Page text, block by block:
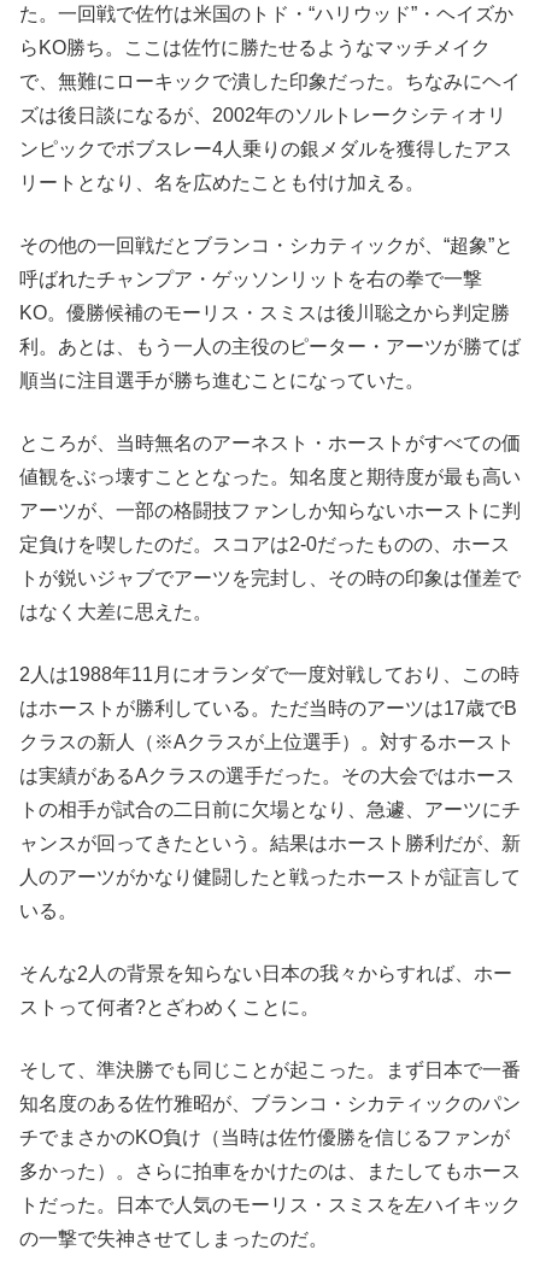
た。一回戦で佐竹は米国のトド・“ハリウッド”・ヘイズか
らKO勝ち。ここは佐竹に勝たせるようなマッチメイク
で、無難にローキックで潰した印象だった。ちなみにヘイ
ズは後日談になるが、2002年のソルトレークシティオリ
ンピックでボブスレー4人乗りの銀メダルを獲得したアス
リートとなり、名を広めたことも付け加える。
その他の一回戦だとブランコ・シカティックが、“超象”と
呼ばれたチャンプア・ゲッソンリットを右の拳で一撃
KO。優勝候補のモーリス・スミスは後川聡之から判定勝
利。あとは、もう一人の主役のピーター・アーツが勝てば
順当に注目選手が勝ち進むことになっていた。
ところが、当時無名のアーネスト・ホーストがすべての価
値観をぶっ壊すこととなった。知名度と期待度が最も高い
アーツが、一部の格闘技ファンしか知らないホーストに判
定負けを喫したのだ。スコアは2-0だったものの、ホース
トが鋭いジャブでアーツを完封し、その時の印象は僅差で
はなく大差に思えた。
2人は1988年11月にオランダで一度対戦しており、この時
はホーストが勝利している。ただ当時のアーツは17歳でB
クラスの新人（※Aクラスが上位選手）。対するホースト
は実績があるAクラスの選手だった。その大会ではホース
トの相手が試合の二日前に欠場となり、急遽、アーツにチ
ャンスが回ってきたという。結果はホースト勝利だが、新
人のアーツがかなり健闘したと戦ったホーストが証言して
いる。
そんな2人の背景を知らない日本の我々からすれば、ホー
ストって何者?とざわめくことに。
そして、準決勝でも同じことが起こった。まず日本で一番
知名度のある佐竹雅昭が、ブランコ・シカティックのパン
チでまさかのKO負け（当時は佐竹優勝を信じるファンが
多かった）。さらに拍車をかけたのは、またしてもホース
トだった。日本で人気のモーリス・スミスを左ハイキック
の一撃で失神させてしまったのだ。